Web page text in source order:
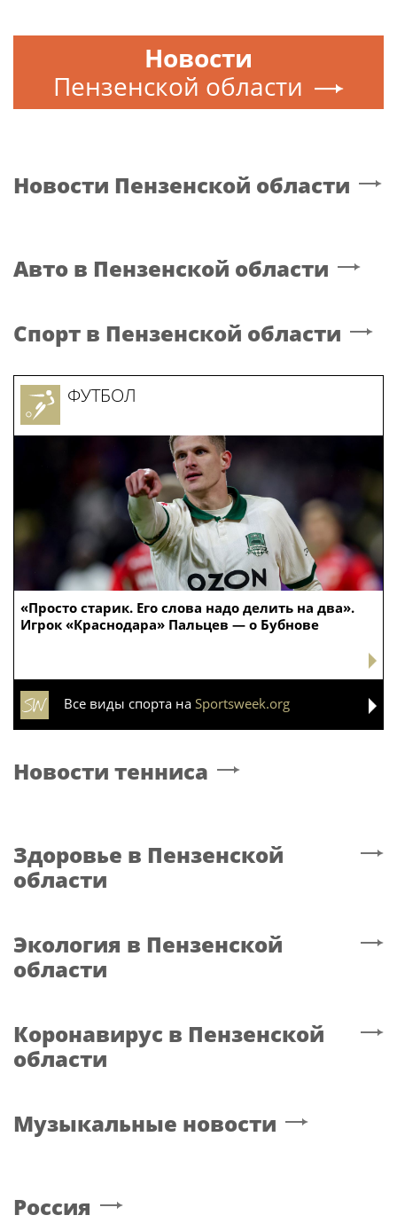
Новости
Пензенской области
Новости Пензенской области
Авто в Пензенской области
Спорт в Пензенской области
«Просто старик. Его слова надо делить на два».
Игрок «Краснодара» Пальцев — о Бубнове
ФУТБОЛ
Все виды спорта на Sportsweek.org
Новости тенниса
Здоровье в Пензенской
области
Экология в Пензенской
области
Коронавирус в Пензенской
области
Музыкальные новости
Россия